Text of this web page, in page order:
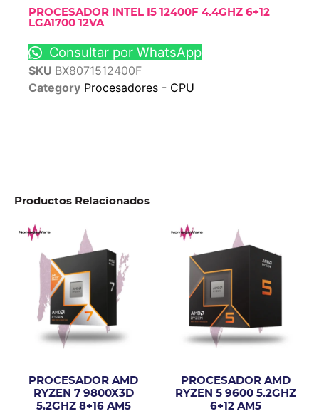
PROCESADOR INTEL I5 12400F 4.4GHZ 6+12
LGA1700 12VA
Consultar por WhatsApp
SKU BX8071512400F
Category Procesadores - CPU
Productos Relacionados
PROCESADOR AMD
RYZEN 7 9800X3D
5.2GHZ 8+16 AM5
PROCESADOR AMD
RYZEN 5 9600 5.2GHZ
6+12 AM5